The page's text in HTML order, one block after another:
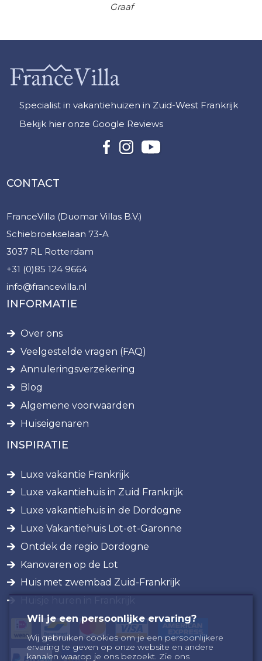
Graaf
Specialist in vakantiehuizen in Zuid-West Frankrijk
Bekijk hier onze Google Reviews
CONTACT
FranceVilla (Duomar Villas B.V.)
Schiebroekselaan 73-A
3037 RL Rotterdam
+31 (0)85 124 9664
info@francevilla.nl
INFORMATIE
Over ons
Veelgestelde vragen (FAQ)
Annuleringsverzekering
Blog
Algemene voorwaarden
Huiseigenaren
INSPIRATIE
Luxe vakantie Frankrijk
Luxe vakantiehuis in Zuid Frankrijk
Luxe vakantiehuis in de Dordogne
Luxe Vakantiehuis Lot-et-Garonne
Ontdek de regio Dordogne
Kanovaren op de Lot
Huis met zwembad Zuid-Frankrijk
Wil je een persoonlijke ervaring?
Wij gebruiken cookies om je een persoonlijkere
ervaring te geven op onze website en andere
kanalen waarop je ons bezoekt. Zie ons